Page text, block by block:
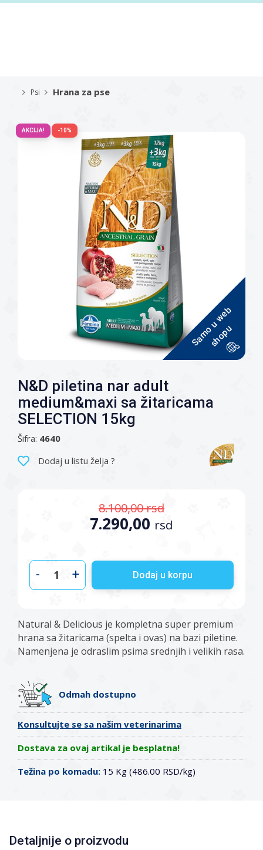
Psi Hrana za pse
S
a
m
o
u
w
e
b
s
h
o
p
u
AKCIJA! -10%
N&D piletina nar adult
medium&maxi sa žitaricama
SELECTION 15kg
Šifra: 4640
Dodaj u listu želja ?
8.100,00rsd
7.290,00 rsd
- + Dodaj u korpu
Natural & Delicious je kompletna super premium
hrana sa žitaricama (spelta i ovas) na bazi piletine.
Namenjena je odraslim psima srednjih i velikih rasa.
Odmah dostupno
Konsultujte se sa našim veterinarima
Dostava za ovaj artikal je besplatna!
Težina po komadu: 15 Kg (486.00 RSD/kg)
Detaljnije o proizvodu